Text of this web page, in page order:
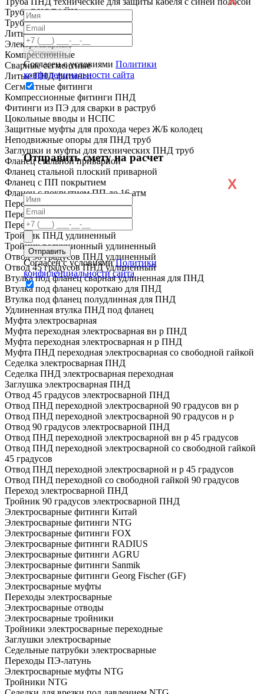
Труба ЭКОЛАЙН
Труба ГОСТ Р МЭК
Литые
Электросварные
Компрессионные
Сварные сегментные
Литые ПНД фитинги
Сегментные фитинги
Компрессионные фитинги ПНД
Фитинги из ПЭ для сварки в раструб
Цокольные вводы и НСПС
Защитные муфты для прохода через Ж/Б колодец
Неподвижные опоры для ПНД труб
Заглушки и муфты для технических ПНД труб
Фланец стальной приварной
Фланец стальной плоский приварной
Фланец с ПП покрытием
Фланец с покрытием ПП до 16 атм
Переход ПНД короткий
Переход ПНД удлиненный
Переход ПЭ сталь
Тройник ПНД удлиненный
Тройник редукционный удлиненный
Отвод 90 градусов ПНД удлиненный
Отвод 45 градусов ПНД удлиненный
Втулка под фланец сварная удлиненная для ПНД
Втулка под фланец короткаю для ПНД
Втулка под фланец полудлинная для ПНД
Удлиненная втулка ПНД под фланец
Муфта электросварная
Муфта переходная электросварная вн р ПНД
Муфта переходная электросварная н р ПНД
Муфта ПНД переходная электросварная со свободной гайкой
Седелка электросварная ПНД
Седелка ПНД электросварная переходная
Заглушка электросварная ПНД
Отвод 45 градусов электросварной ПНД
Отвод ПНД переходной электросварной 90 градусов вн р
Отвод ПНД переходной электросварной 90 градусов н р
Отвод 90 градусов электросварной ПНД
Отвод ПНД переходной электросварной вн р 45 градусов
Отвод ПНД переходной электросварной со свободной гайкой
45 градусов
Отвод ПНД переходной электросварной н р 45 градусов
Отвод ПНД переходной со свободной гайкой 90 градусов
Переход электросварной ПНД
Тройник 90 градусов электросварной ПНД
Электросварные фитинги Китай
Электросварные фитинги NTG
Электросварные фитинги FOX
Электросварные фитинги RADIUS
Электросварные фитинги AGRU
Электросварные фитинги Sanmik
Электросварные фитинги Georg Fischer (GF)
Электросварные муфты
Переходы электросварные
Электросварные отводы
Электросварные тройники
Тройники электросварные переходные
Заглушки электросварные
Седельные патрубки электросварные
Переходы ПЭ-латунь
Электросварные муфты NTG
Тройники NTG
Согласен с условиями Политики
конфиденциальности сайта
Отправить смету на расчет
X
Согласен с условиямиПолитики
конфиденциальности сайта